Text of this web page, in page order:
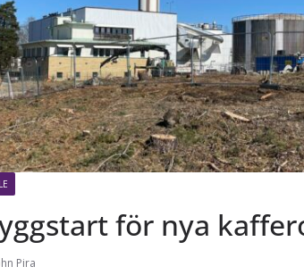
för nya
Pira